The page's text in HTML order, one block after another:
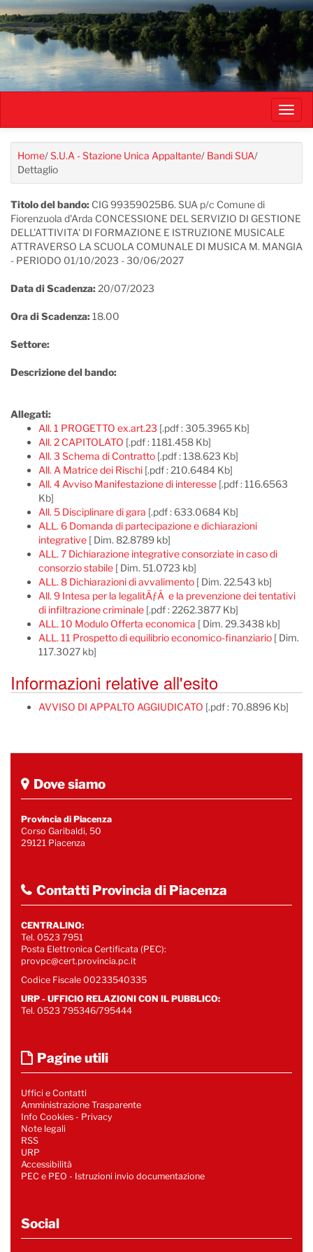
Salta
al
contenuto
principale
Home/S.U.A - Stazione Unica Appaltante/ Bandi SUA/
Dettaglio
Titolo del bando: CIG 99359025B6. SUA p/c Comune di
Fiorenzuola d'Arda CONCESSIONE DEL SERVIZIO DI GESTIONE
DELL'ATTIVITA' DI FORMAZIONE E ISTRUZIONE MUSICALE
ATTRAVERSO LA SCUOLA COMUNALE DI MUSICA M. MANGIA
- PERIODO 01/10/2023 - 30/06/2027
Data di Scadenza: 20/07/2023
Ora di Scadenza:18.00
Settore:
Descrizione del bando:
Allegati:
All. 1 PROGETTO ex.art.23 [.pdf : 305.3965 Kb]
All. 2 CAPITOLATO [.pdf : 1181.458 Kb]
All. 3 Schema di Contratto [.pdf : 138.623 Kb]
All. A Matrice dei Rischi [.pdf : 210.6484 Kb]
All. 4 Avviso Manifestazione di interesse [.pdf : 116.6563
Kb]
All. 5 Disciplinare di gara [.pdf : 633.0684 Kb]
ALL. 6 Domanda di partecipazione e dichiarazioni
integrative [ Dim. 82.8789 kb]
ALL. 7 Dichiarazione integrative consorziate in caso di
consorzio stabile [ Dim. 51.0723 kb]
ALL. 8 Dichiarazioni di avvalimento [ Dim. 22.543 kb]
All. 9 Intesa per la legalitÃƒÂ e la prevenzione dei tentativi
di infiltrazione criminale [.pdf : 2262.3877 Kb]
ALL. 10 Modulo Offerta economica [ Dim. 29.3438 kb]
ALL. 11 Prospetto di equilibrio economico-finanziario [ Dim.
117.3027 kb]
Informazioni relative all'esito
AVVISO DI APPALTO AGGIUDICATO [.pdf : 70.8896 Kb]
Dove siamo
Provincia di Piacenza
Corso Garibaldi, 50
29121 Piacenza
Contatti Provincia di Piacenza
CENTRALINO:
Tel. 0523 7951
Posta Elettronica Certificata (PEC):
provpc@cert.provincia.pc.it
Codice Fiscale 00233540335
URP - UFFICIO RELAZIONI CON IL PUBBLICO:
Tel. 0523 795346/795444
Pagine utili
Uffici e Contatti
Amministrazione Trasparente
Info Cookies - Privacy
Note legali
RSS
URP
Accessibilità
PEC e PEO - Istruzioni invio documentazione
Social